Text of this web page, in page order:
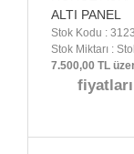
ALTI PANEL
Stok Kodu :
Stok Miktarı :
7.500,00 TL